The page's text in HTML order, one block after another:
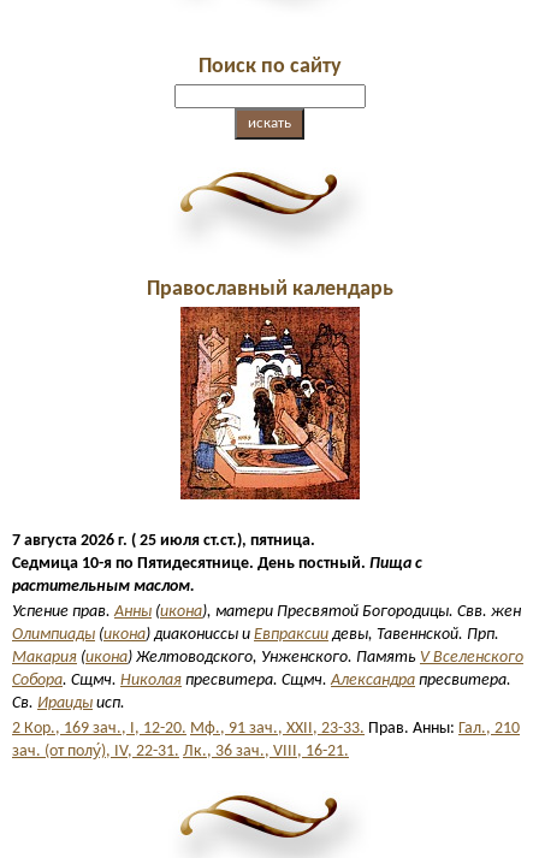
Поиск по сайту
Православный календарь
7 августа 2026 г. ( 25 июля ст.ст.), пятница.
Седмица 10-я по Пятидесятнице. День постный. Пища с
растительным маслом.
Успение прав.Анны (икона), матери Пресвятой Богородицы. Свв. жен
Олимпиады (икона) диакониссы и Евпраксии девы, Тавеннской. Прп.
Макария (икона) Желтоводского, Унженского. Память V Вселенского
Собора. Сщмч. Николая пресвитера. Сщмч.Александра пресвитера.
Св. Ираиды исп.
2 Кор., 169 зач., I, 12-20. Мф., 91 зач., XXII, 23-33. Прав. Анны: Гал., 210
зач. (от полу́), IV, 22-31. Лк., 36 зач., VIII, 16-21.